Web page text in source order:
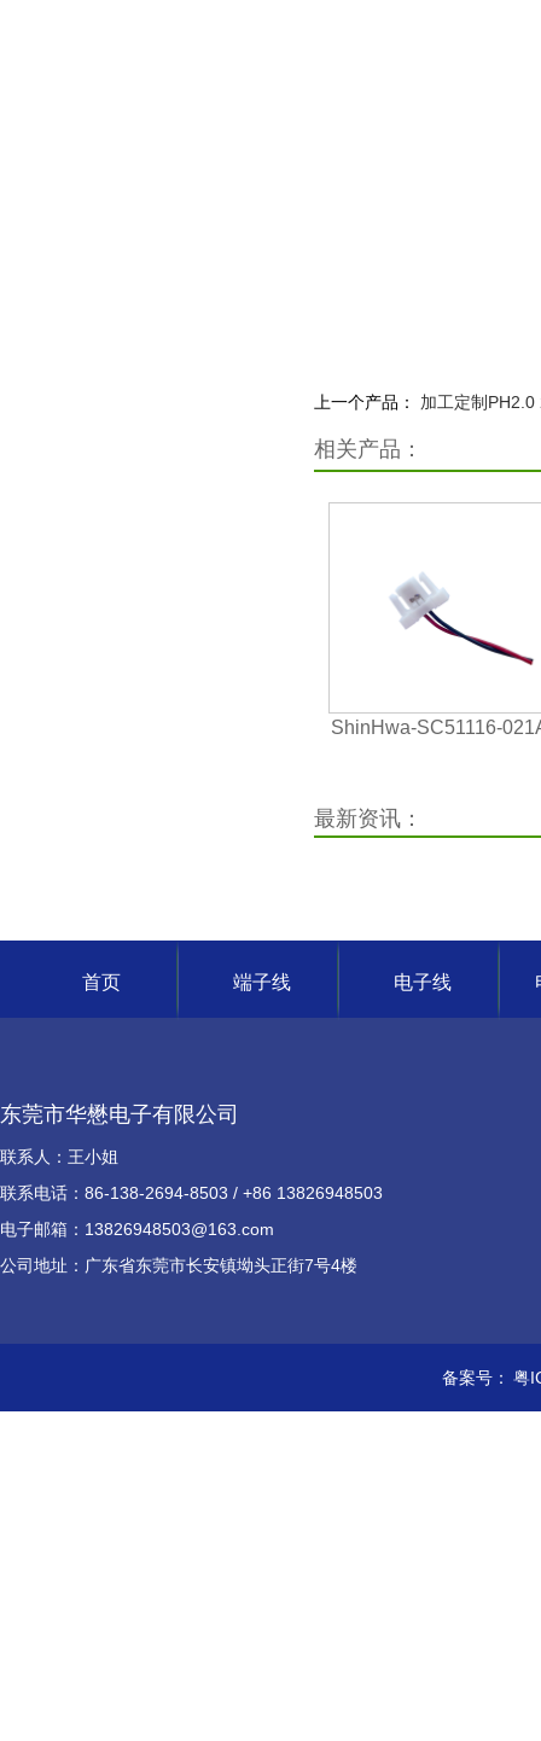
上一个产品： 加工定制
相关产品：
ShinHwa-SC51116-
最新资讯：
首页 端子线 电子线
东莞市华懋电子有限公司
联系人：王小姐
联系电话：86-138-2694-8503 / +86 13826948503
电子邮箱：13826948503@163.com
公司地址：广东省东莞市长安镇坳头正街7号4楼
备案号： 粤